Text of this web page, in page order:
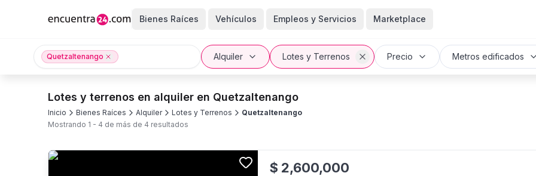
Bienes Raíces Vehículos Empleos y Servicios Marketplace
Quetzaltenango Alquiler Lotes y Terrenos Precio Metros edificados
Lotes y terrenos en alquiler en Quetzaltenango
Inicio Bienes Raíces Alquiler Lotes y Terrenos
Quetzaltenango
Mostrando 1 - 4 de más de 4 resultados
$ 2,600,000